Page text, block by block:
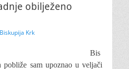
obilježeno
Biskupija Krk
Bis
pobliže sam upoznao u veljači